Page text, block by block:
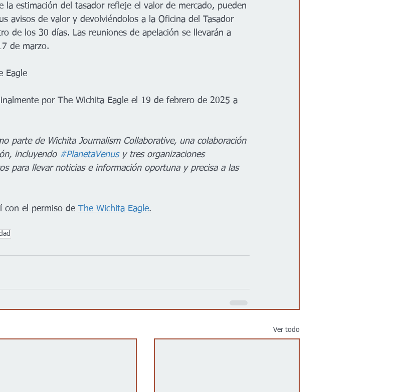
la estimación del tasador refleje el valor de mercado, pueden
avisos de valor y devolviéndolos a la Oficina del Tasador
de los 30 días. Las reuniones de apelación se llevarán a
de marzo.
Eagle
por The Wichita Eagle el 19 de febrero de 2025 a
parte de Wichita Journalism Collaborative, una colaboración
incluyendo #PlanetaVenus y tres organizaciones
para llevar noticias e información oportuna y precisa a las
con el permiso de The Wichita Eagle.
Ver todo